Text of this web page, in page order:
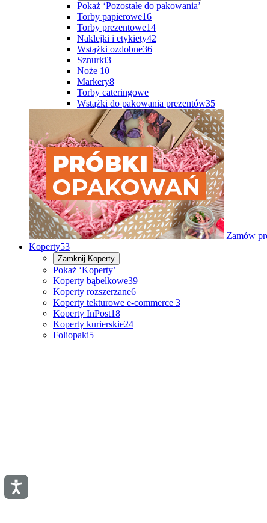
Pokaż ‘Pozostałe do pakowania’
Torby papierowe16
Torby prezentowe14
Naklejki i etykiety42
Wstążki ozdobne36
Sznurki3
Noże 10
Markery8
Torby cateringowe
Wstążki do pakowania prezentów35
Zamów
Koperty53
Zamknij Koperty
Pokaż ‘Koperty’
Koperty bąbelkowe39
Koperty rozszerzane6
Koperty tekturowe e-commerce 3
Koperty InPost18
Koperty kurierskie24
Foliopaki5